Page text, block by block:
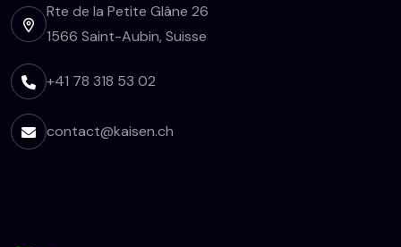
Rte de la Petite Glâne 26
1566 Saint-Aubin, Suisse
+41 78 318 53 02
contact@kaisen.ch